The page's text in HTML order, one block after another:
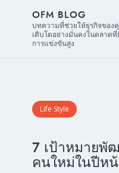
OFM BLOG
บทความที่ช่วยให้ธุรกิจของ
เติบโตอย่างมั่นคงในตลาดที่
การแข่งขันสูง
Life Style
7 เป้าหมายพั
คนใหม่ในปีห